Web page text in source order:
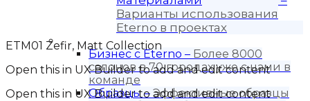
Варианты использования
Eterno в проектах
Для бизнеса
Бизнес с Eternо – Более 8000
салонов в 70 городах уже с нами в
команде
Образцы– Эффективные образцы
ETM01 Zefir, Matt Collection
Open this in UX Builder to add and edit content
Open this in UX Builder to add and edit content